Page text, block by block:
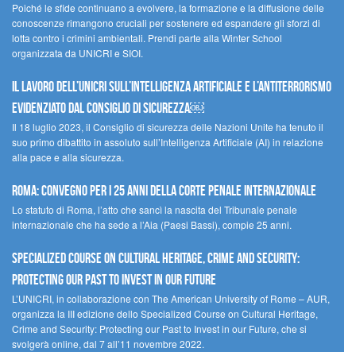
Poiché le sfide continuano a evolvere, la formazione e la diffusione delle
conoscenze rimangono cruciali per sostenere ed espandere gli sforzi di
lotta contro i crimini ambientali. Prendi parte alla Winter School
organizzata da UNICRI e SIOI.
Il lavoro dell’UNICRI sull’intelligenza artificiale e l’antiterrorismo
evidenziato dal Consiglio di Sicurezza￼
Il 18 luglio 2023, il Consiglio di sicurezza delle Nazioni Unite ha tenuto il
suo primo dibattito in assoluto sull’Intelligenza Artificiale (AI) in relazione
alla pace e alla sicurezza.
Roma: convegno per i 25 anni della Corte penale internazionale
Lo statuto di Roma, l’atto che sancì la nascita del Tribunale penale
internazionale che ha sede a l’Aia (Paesi Bassi), compie 25 anni.
Specialized Course on Cultural Heritage, Crime and Security:
Protecting our Past to Invest in our Future
L’UNICRI, in collaborazione con The American University of Rome – AUR,
organizza la III edizione dello Specialized Course on Cultural Heritage,
Crime and Security: Protecting our Past to Invest in our Future, che si
svolgerà online, dal 7 all’11 novembre 2022.